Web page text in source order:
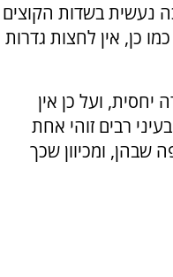
נעשית בשדות הקוצים
כן, אין לחצות גדרות
יחסית, ועל כן אין
רבים זוהי אחת
שבהן, ומכיוון שכך